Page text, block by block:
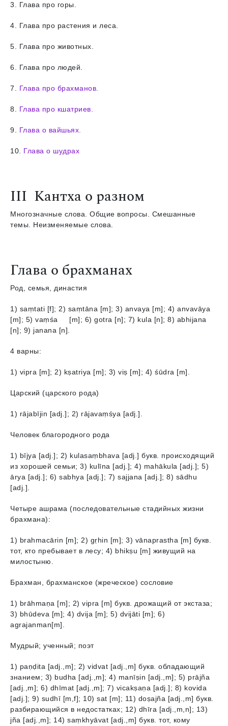
3. Глава про горы.
4. Глава про растения и леса.
5. Глава про животных.
6. Глава про людей.
7. Глава про брахманов.
8. Глава про кшатриев.
9. Глава о вайшьях.
10. Глава о шудрах
III Кантха о разном
Многозначные слова. Общие вопросы. Смешанные
темы. Неизменяемые слова.
Глава о брахманах
Род, семья, династия
1) saṃtati [f]; 2) saṃtānа [m]; 3) аnvaya [m]; 4) аnvavāya
[m]; 5) vaṃśа [m]; 6) gotra [n]; 7) kulа [n]; 8) abhijanа
[n]; 9) janana [n].
4 варны:
1) vipra [m]; 2) kṣatriya [m]; 3) viṣ [m]; 4) śūdra [m].
Царский (царского рода)
1) rājabījin [adj.]; 2) rājavaṃśyа [adj.].
Человек благородного рода
1) bījya [adj.]; 2) kulasaṃbhava [adj.] букв. происходящий
из хорошей семьи; 3) kulīnа [adj.]; 4) mahākula [adj.]; 5)
ārya [adj.]; 6) sabhya [adj.]; 7) sajjana [adj.]; 8) sādhu
[adj.].
Четыре ашрама (последовательные стадийных жизни
брахмана):
1) brahmacārin [m]; 2) gṛhin [m]; 3) vānaprasthа [m] букв.
тот, кто пребывает в лесу; 4) bhikṣu [m] живущий на
милостыню.
Брахман, брахманское (жреческое) сословие
1) brāhmaṇa [m]; 2) vipra [m] букв. дрожащий от экстаза;
3) bhūdeva [m]; 4) dvijа [m]; 5) dvijāti [m]; 6)
agrajanman[m].
Мудрый; ученный; поэт
1) paṇḍita [adj.,m]; 2) vidvat [adj.,m] букв. обладающий
знанием; 3) budha [adj.,m]; 4) manīṣin [adj.,m]; 5) prājña
[adj.,m]; 6) dhīmat [adj.,m]; 7) vicakṣaṇa [adj.]; 8) kovidа
[adj.]; 9) sudhī [m,f]; 10) sat [m]; 11) doṣajña [adj.,m] букв.
разбирающийся в недостатках; 12) dhīrа [adj.,m,n]; 13)
jña [adj.,m]; 14) saṃkhyāvat [adj.,m] букв. тот, кому